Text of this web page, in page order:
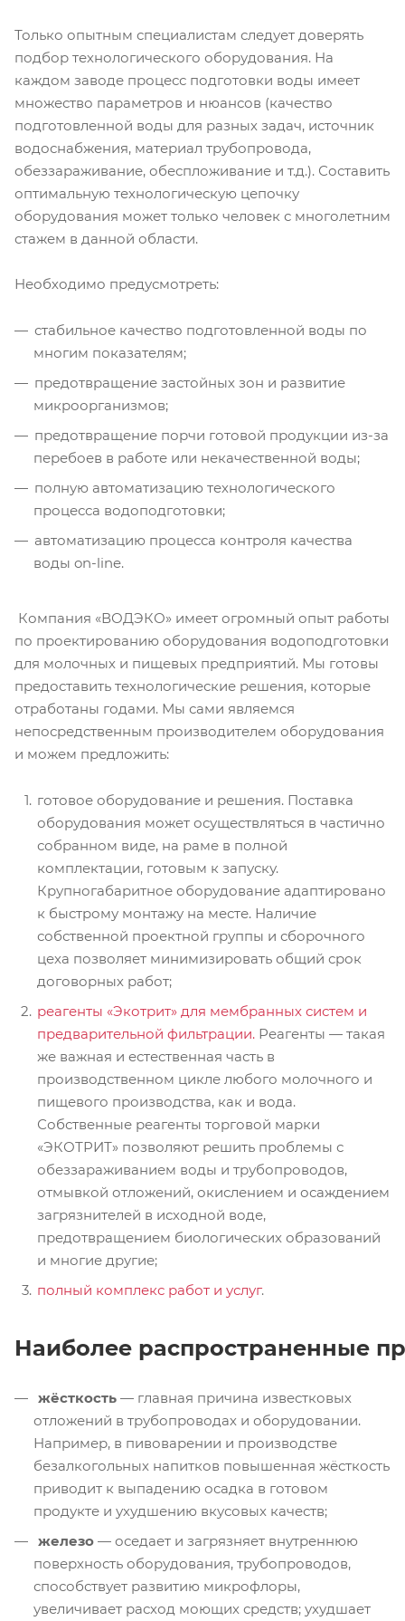
Только опытным специалистам следует доверять
подбор технологического оборудования. На
каждом заводе процесс подготовки воды имеет
множество параметров и нюансов (качество
подготовленной воды для разных задач, источник
водоснабжения, материал трубопровода,
обеззараживание, обеспложивание и т.д.). Составить
оптимальную технологическую цепочку
оборудования может только человек с многолетним
стажем в данной области.
Необходимо предусмотреть:
стабильное качество подготовленной воды по
многим показателям;
предотвращение застойных зон и развитие
микроорганизмов;
предотвращение порчи готовой продукции из-за
перебоев в работе или некачественной воды;
полную автоматизацию технологического
процесса водоподготовки;
автоматизацию процесса контроля качества
воды on-line.
Компания «ВОДЭКО» имеет огромный опыт работы
по проектированию оборудования водоподготовки
для молочных и пищевых предприятий. Мы готовы
предоставить технологические решения, которые
отработаны годами. Мы сами являемся
непосредственным производителем оборудования
и можем предложить:
готовое оборудование и решения. Поставка
оборудования может осуществляться в частично
собранном виде, на раме в полной
комплектации, готовым к запуску.
Крупногабаритное оборудование адаптировано
к быстрому монтажу на месте. Наличие
собственной проектной группы и сборочного
цеха позволяет минимизировать общий срок
договорных работ;
реагенты «Экотрит» для мембранных систем и
предварительной фильтрации. Реагенты — такая
же важная и естественная часть в
производственном цикле любого молочного и
пищевого производства, как и вода.
Собственные реагенты торговой марки
«ЭКОТРИТ» позволяют решить проблемы с
обеззараживанием воды и трубопроводов,
отмывкой отложений, окислением и осаждением
загрязнителей в исходной воде,
предотвращением биологических образований
и многие другие;
полный комплекс работ и услуг.
Наиболее распространенные
жёсткость — главная причина известковых
отложений в трубопроводах и оборудовании.
Например, в пивоварении и производстве
безалкогольных напитков повышенная жёсткость
приводит к выпадению осадка в готовом
продукте и ухудшению вкусовых качеств;
железо — оседает и загрязняет внутреннюю
поверхность оборудования, трубопроводов,
способствует развитию микрофлоры,
увеличивает расход моющих средств; ухудшает